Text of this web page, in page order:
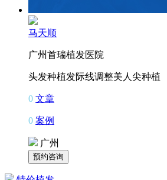
马天顺
广州首瑞植发医院
头发种植发际线调整美人尖种植
0 文章
0 案例
广州